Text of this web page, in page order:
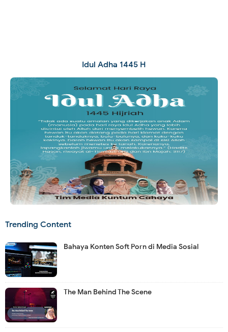
Idul Adha 1445 H
Trending Content
Bahaya Konten Soft Porn di Media Sosial
The Man Behind The Scene